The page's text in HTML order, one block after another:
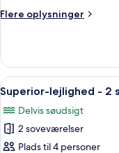
&
Flere oplysninger
Flere
Apartment
Bedroom
Sofa
Bed
Indlæs
alle
billeder
af
Superior-
6
Superior-lejlighed - 2
Delvis søudsigt
2 soveværelser
Plads til 4 personer